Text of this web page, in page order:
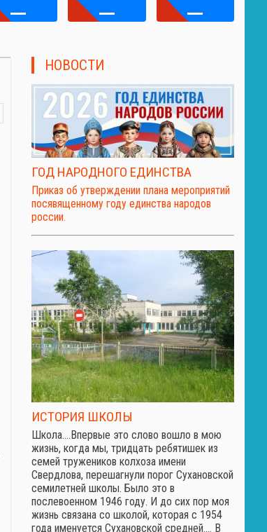
НОВОСТИ
ГОД НАРОДНОГО ЕДИНСТВА
Приказ об утверждении плана мероприятий
посявященному году единства народов
россии.
ИСТОРИЯ ШКОЛЫ
Школа.…Впервые это слово вошло в мою
жизнь, когда мы, тридцать ребятишек из
семей тружеников колхоза имени
Свердлова, перешагнули порог Сухановской
семилетней школы. Было это в
послевоенном 1946 году. И до сих пор моя
жизнь связана со школой, которая с 1954
года именуется Сухановской средней.… В